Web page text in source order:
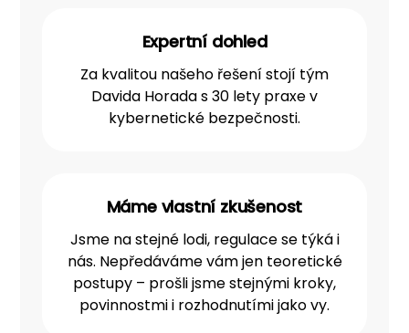
Expertní dohled
Za kvalitou našeho řešení stojí tým
Davida Horada s 30 lety praxe v
kybernetické bezpečnosti.
Máme vlastní zkušenost
Jsme na stejné lodi, regulace se týká i
nás. Nepředáváme vám jen teoretické
postupy – prošli jsme stejnými kroky,
povinnostmi i rozhodnutími jako vy.